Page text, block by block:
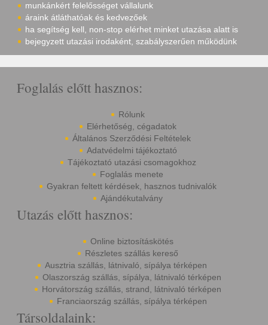
munkánkért felelősséget vállalunk
áraink átláthatóak és kedvezőek
ha segítség kell, non-stop elérhet minket utazása alatt is
bejegyzett utazási irodaként, szabályszerűen működünk
Foglalás előtt hasznos:
Rólunk
Elérhetőség, cégadatok
Általános Szerződési Feltételek
Adatvédelmi tájékoztató
Tájékoztató utazási csomagokhoz
Foglalás menete
Gyakran feltett kérdések, hasznos tudnivalók
Ajándékutalvány
Utazás előtt hasznos:
Online biztosításkötés
Részletes szállás kereső
Ausztria szállás, látnivaló, sípálya térképen
Olaszország szállás, sípálya, látnivaló térképen
Horvátország szállás, strand, látnivaló térképen
Franciaország szállás, sípálya térképen
Társoldalaink: